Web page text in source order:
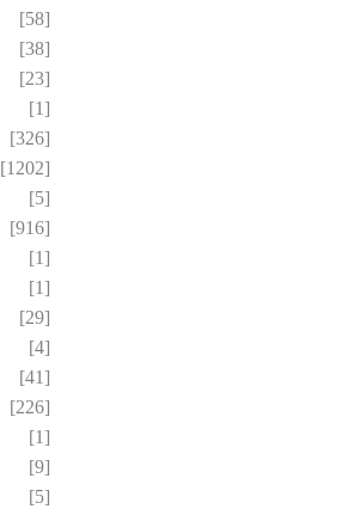
[58]
[38]
[23]
[1]
[326]
[1202]
[5]
[916]
[1]
[1]
[29]
[4]
[41]
[226]
[1]
[9]
[5]